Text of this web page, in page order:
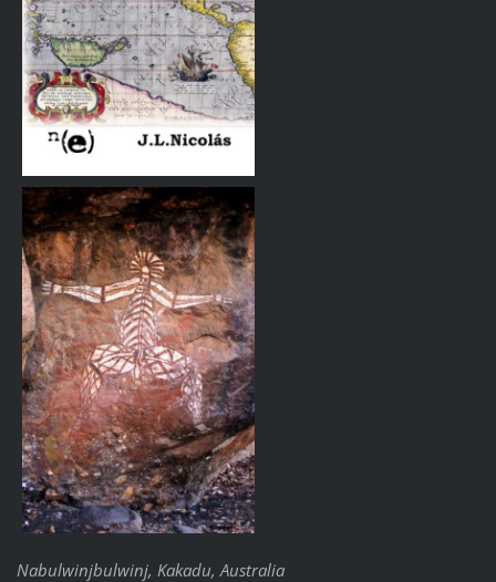
Nabulwinjbulwinj, Kakadu, Australia